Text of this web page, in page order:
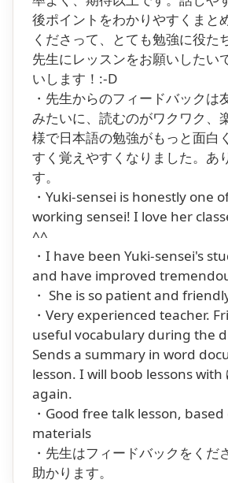
後ポイントをわかりやすくまと
くださって、とても勉強に役た
先生にレッスンをお願いしたい
いします！:-D
・先生からのフィードバックは
みたいに、読むのがワクワク、
様で日本語の勉強がもっと面白
すく覚えやすくなりました。あ
す。
・Yuki-sensei is honestly one
working sensei! I love her
^^
・I have been Yuki-sensei's
and have improved
・ She is so patient and
・Very experienced teacher.
useful vocabulary during the
Sends a summary in word
lesson. I will boob lessons with
again.
・Good free talk lesson, based
materials
・先生はフィードバックをくだ
助かります。